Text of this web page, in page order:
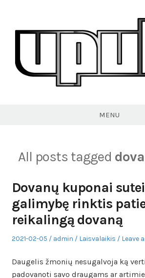
content
MENU
All posts tagged
Dovanų kuponai
galimybę rinktis
reikalingą dovaną
Posted
2021-02-05 Author
admin
Posted
Laisvalaikis Leave
Daugelis žmonių nesugalvoja ką
padovanoti savo draugams ar